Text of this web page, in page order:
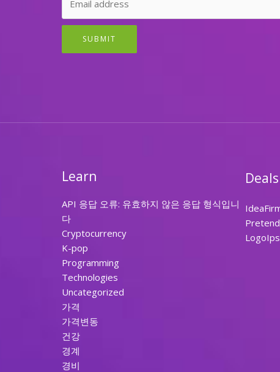
SUBMIT
Learn
API 응답 오류: 유효하지 않은 응답 형식입니
다
Cryptocurrency
K-pop
Programming
Technologies
Uncategorized
가격
가격변동
건강
경계
경비
Deals